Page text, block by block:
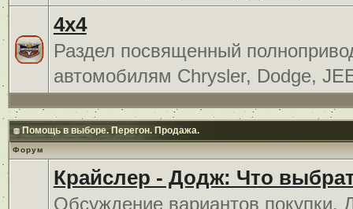
4x4
Раздел посвященный
автомобилям Chrysler, Dodge,
Помощь в выборе. Перегон. Продажа.
Форум
Крайслер - Додж: Что
Обсуждение вариантов покупки.